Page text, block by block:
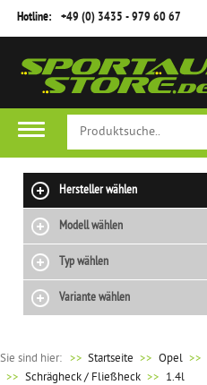
Hotline: +49 (0) 3435 - 979 60 67
Hersteller wählen
Modell wählen
Typ wählen
Variante wählen
Sie sind hier: >> Startseite Opel
Schrägheck / Fließheck
1.4l